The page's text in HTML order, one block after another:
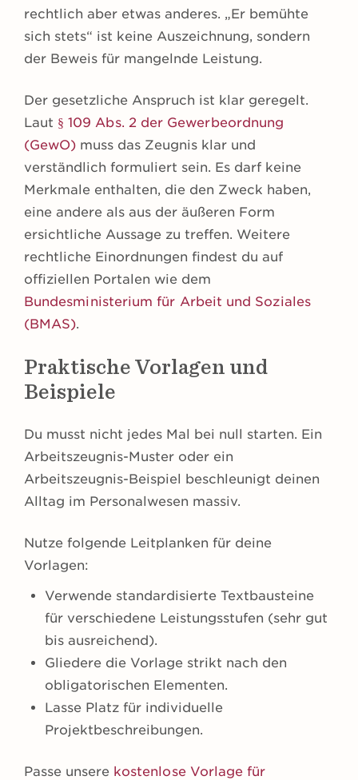
rechtlich aber etwas anderes. „Er bemühte
sich stets“ ist keine Auszeichnung, sondern
der Beweis für mangelnde Leistung.
Der gesetzliche Anspruch ist klar geregelt.
Laut § 109 Abs. 2 der Gewerbeordnung
(GewO) muss das Zeugnis klar und
verständlich formuliert sein. Es darf keine
Merkmale enthalten, die den Zweck haben,
eine andere als aus der äußeren Form
ersichtliche Aussage zu treffen. Weitere
rechtliche Einordnungen findest du auf
offiziellen Portalen wie dem
Bundesministerium für Arbeit und Soziales
(BMAS).
Praktische Vorlagen und
Beispiele
Du musst nicht jedes Mal bei null starten. Ein
Arbeitszeugnis-Muster oder ein
Arbeitszeugnis-Beispiel beschleunigt deinen
Alltag im Personalwesen massiv.
Nutze folgende Leitplanken für deine
Vorlagen:
Verwende standardisierte Textbausteine
für verschiedene Leistungsstufen (sehr gut
bis ausreichend).
Gliedere die Vorlage strikt nach den
obligatorischen Elementen.
Lasse Platz für individuelle
Projektbeschreibungen.
Passe unsere kostenlose Vorlage für